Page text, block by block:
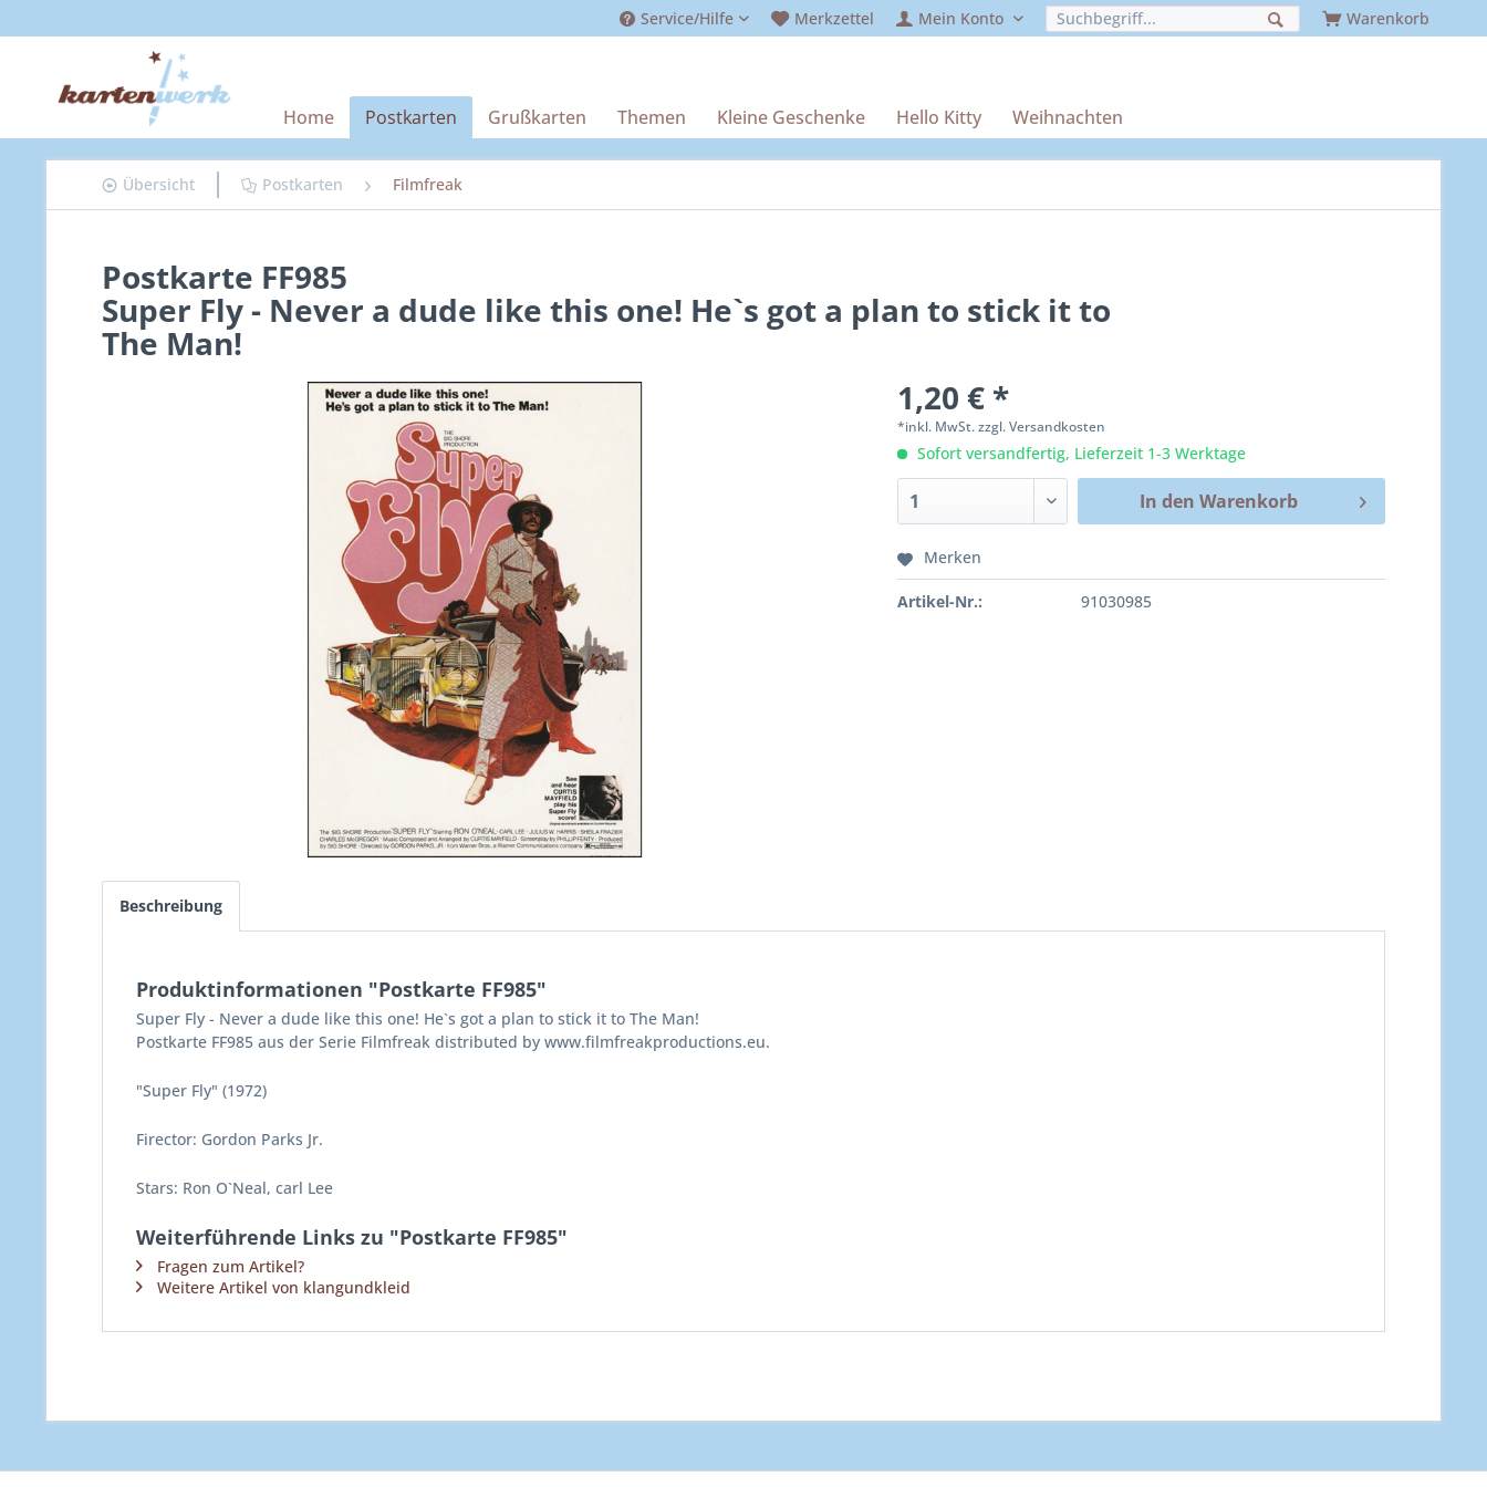
Service/Hilfe Merkzettel Mein Konto Warenkorb
Home Postkarten Grußkarten Themen Kleine Geschenke Hello Kitty Weihnachten
Übersicht Postkarten Filmfreak
Postkarte FF985
Super Fly - Never a dude like this one! He`s got a plan to stick it to
The Man!
1,20 € *
*inkl. MwSt.zzgl. Versandkosten
Sofort versandfertig, Lieferzeit 1-3 Werktage
In den Warenkorb
Merken
Artikel-Nr.: 91030985
Beschreibung
Produktinformationen "Postkarte FF985"
Super Fly - Never a dude like this one! He`s got a plan to stick it to The Man!
Postkarte FF985 aus der Serie Filmfreak distributed by www.filmfreakproductions.eu.
"Super Fly" (1972)
Firector: Gordon Parks Jr.
Stars: Ron O`Neal, carl Lee
Weiterführende Links zu "Postkarte FF985"
Fragen zum Artikel?
Weitere Artikel von klangundkleid